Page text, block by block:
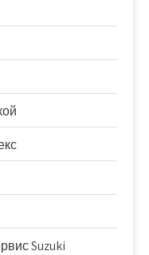
Suzuki